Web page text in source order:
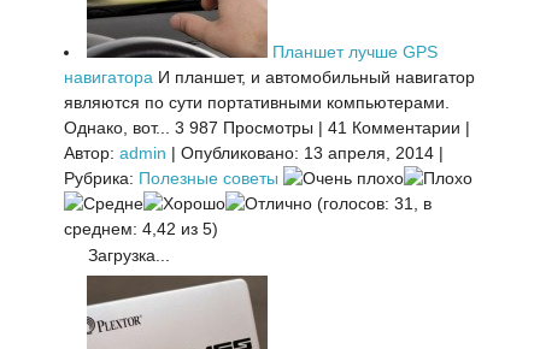
Планшет лучше GPS
навигатора И планшет, и автомобильный навигатор
являются по сути портативными компьютерами.
Однако, вот...
3 987 Просмотры | 41 Комментарии |
Автор: admin | Опубликовано: 13 апреля, 2014 |
Рубрика: Полезные советы
(голосов: 31, в
среднем: 4,42 из 5)
Загрузка...